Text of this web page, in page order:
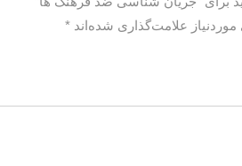
علامت‌گذاری شده‌اند *